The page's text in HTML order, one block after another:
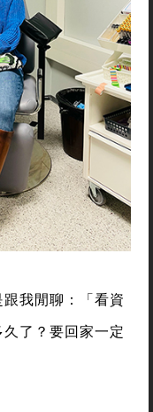
我閒聊：「看資
了？要回家一定